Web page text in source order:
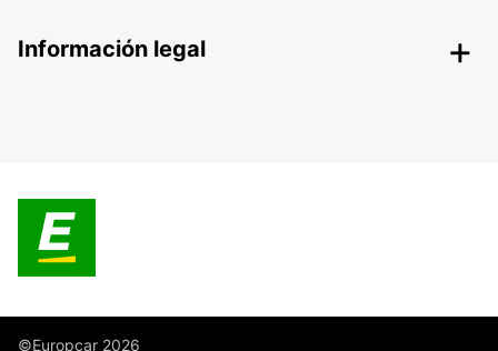
Información legal
©Europcar 2026